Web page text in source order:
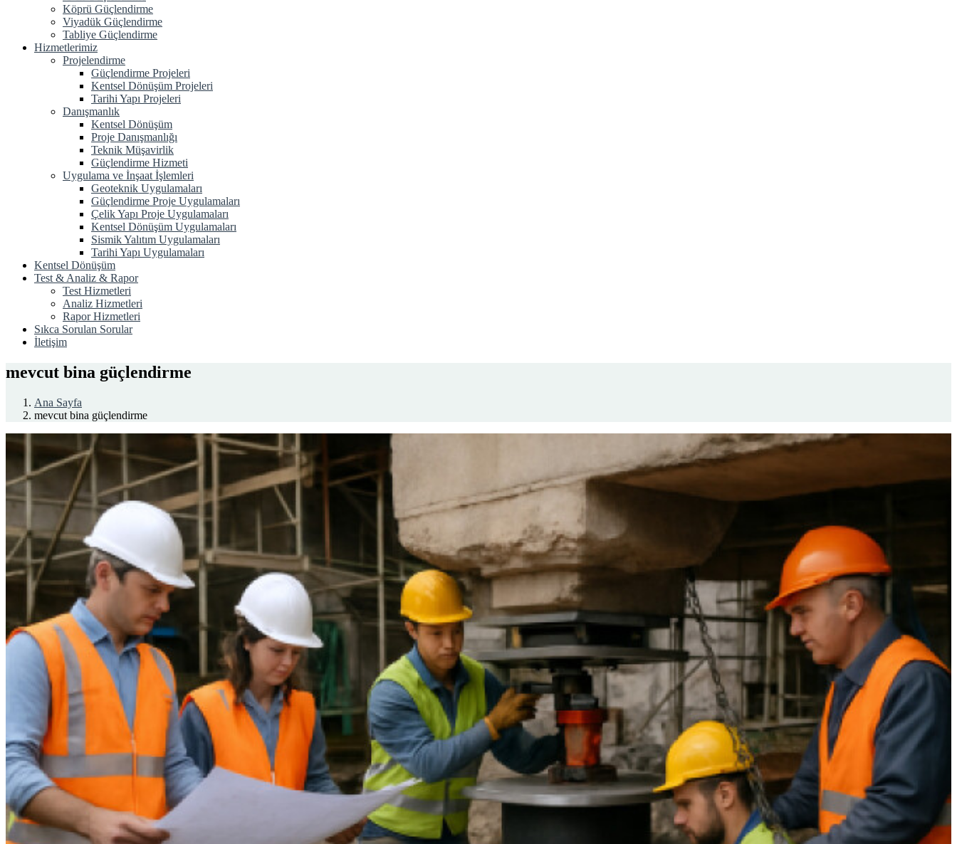
Köprü Güçlendirme
Viyadük Güçlendirme
Tabliye Güçlendirme
Hizmetlerimiz
Projelendirme
Güçlendirme Projeleri
Kentsel Dönüşüm Projeleri
Tarihi Yapı Projeleri
Danışmanlık
Kentsel Dönüşüm
Proje Danışmanlığı
Teknik Müşavirlik
Güçlendirme Hizmeti
Uygulama ve İnşaat İşlemleri
Geoteknik Uygulamaları
Güçlendirme Proje Uygulamaları
Çelik Yapı Proje Uygulamaları
Kentsel Dönüşüm Uygulamaları
Sismik Yalıtım Uygulamaları
Tarihi Yapı Uygulamaları
Kentsel Dönüşüm
Test & Analiz & Rapor
Test Hizmetleri
Analiz Hizmetleri
Rapor Hizmetleri
Sıkca Sorulan Sorular
İletişim
mevcut bina güçlendirme
Ana Sayfa
mevcut bina güçlendirme